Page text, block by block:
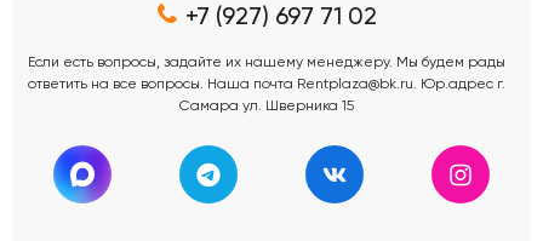
+7 (927) 697 71 02
Если есть вопросы, задайте их нашему менеджеру. Мы будем рады
ответить на все вопросы. Наша почта Rentplaza@bk.ru. Юр.адрес г.
Самара ул. Шверника 15